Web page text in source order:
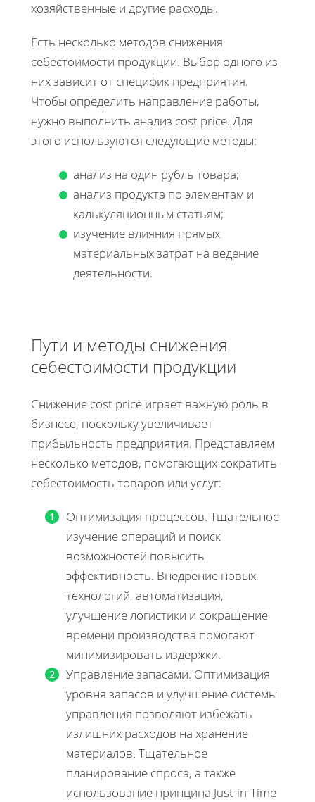
хозяйственные и другие расходы.
Есть несколько методов снижения
себестоимости продукции. Выбор одного из
них зависит от специфик предприятия.
Чтобы определить направление работы,
нужно выполнить анализ cost price. Для
этого используются следующие методы:
анализ на один рубль товара;
анализ продукта по элементам и
калькуляционным статьям;
изучение влияния прямых
материальных затрат на ведение
деятельности.
Пути и методы снижения
себестоимости продукции
Снижение cost price играет важную роль в
бизнесе, поскольку увеличивает
прибыльность предприятия. Представляем
несколько методов, помогающих сократить
себестоимость товаров или услуг:
Оптимизация процессов. Тщательное
изучение операций и поиск
возможностей повысить
эффективность. Внедрение новых
технологий, автоматизация,
улучшение логистики и сокращение
времени производства помогают
минимизировать издержки.
Управление запасами. Оптимизация
уровня запасов и улучшение системы
управления позволяют избежать
излишних расходов на хранение
материалов. Тщательное
планирование спроса, а также
использование принципа Just-in-Time